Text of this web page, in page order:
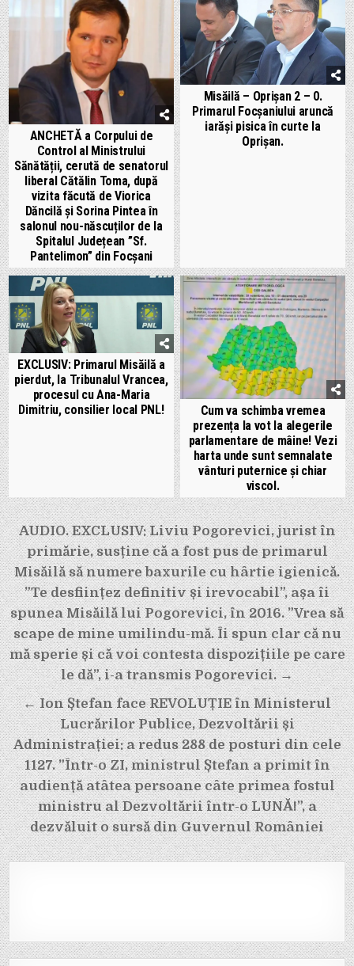
ANCHETĂ a Corpului de
Control al Ministrului
Sănătății, cerută de senatorul
liberal Cătălin Toma, după
vizita făcută de Viorica
Dăncilă și Sorina Pintea în
salonul nou-născuților de la
Spitalul Județean ”Sf.
Pantelimon” din Focșani
Misăilă – Oprișan 2 – 0.
Primarul Focșaniului aruncă
iarăși pisica în curte la
Oprișan.
EXCLUSIV: Primarul Misăilă a
pierdut, la Tribunalul Vrancea,
procesul cu Ana-Maria
Dimitriu, consilier local PNL!
Cum va schimba vremea
prezența la vot la alegerile
parlamentare de mâine! Vezi
harta unde sunt semnalate
vânturi puternice și chiar
viscol.
Navigare
în
articole
AUDIO. EXCLUSIV: Liviu Pogorevici, jurist în
primărie, susține că a fost pus de primarul
Misăilă să numere baxurile cu hârtie igienică.
”Te desființez definitiv și irevocabil”, așa îi
spunea Misăilă lui Pogorevici, în 2016. ”Vrea să
scape de mine umilindu-mă. Îi spun clar că nu
mă sperie și că voi contesta dispozițiile pe care
le dă”, i-a transmis Pogorevici. →
← Ion Ștefan face REVOLUȚIE în Ministerul
Lucrărilor Publice, Dezvoltării și
Administrației: a redus 288 de posturi din cele
1127. ”Într-o ZI, ministrul Ștefan a primit în
audiență atâtea persoane câte primea fostul
ministru al Dezvoltării într-o LUNĂ!”, a
dezvăluit o sursă din Guvernul României